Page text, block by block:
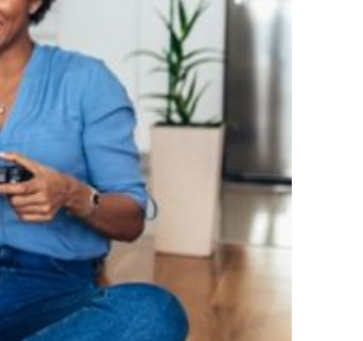
BaseCone – Facturen
Visionplanner – Rapportage
Klantenportaal – Online dossiers
Online Salaris – Salarissen
Nextens-Accorderen aangiften